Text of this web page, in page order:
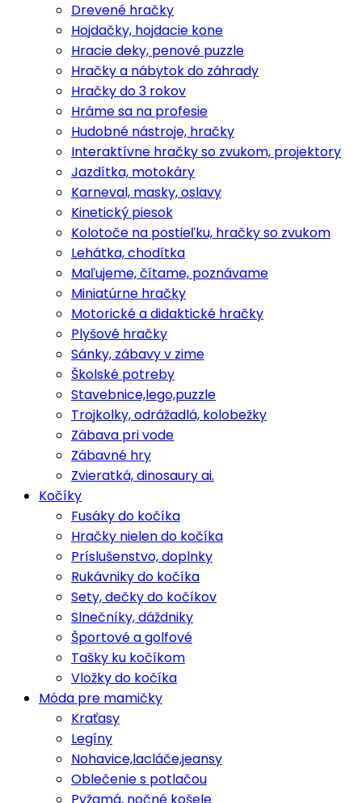
Drevené hračky
Hojdačky, hojdacie kone
Hracie deky, penové puzzle
Hračky a nábytok do záhrady
Hračky do 3 rokov
Hráme sa na profesie
Hudobné nástroje, hračky
Interaktívne hračky so zvukom, projektory
Jazdítka, motokáry
Karneval, masky, oslavy
Kinetický piesok
Kolotoče na postieľku, hračky so zvukom
Lehátka, chodítka
Maľujeme, čítame, poznávame
Miniatúrne hračky
Motorické a didaktické hračky
Plyšové hračky
Sánky, zábavy v zime
Školské potreby
Stavebnice,lego,puzzle
Trojkolky, odrážadlá, kolobežky
Zábava pri vode
Zábavné hry
Zvieratká, dinosaury ai.
Kočíky
Fusáky do kočíka
Hračky nielen do kočíka
Príslušenstvo, doplnky
Rukávniky do kočíka
Sety, dečky do kočíkov
Slnečníky, dáždniky
Športové a golfové
Tašky ku kočíkom
Vložky do kočíka
Móda pre mamičky
Kraťasy
Legíny
Nohavice,lacláče,jeansy
Oblečenie s potlačou